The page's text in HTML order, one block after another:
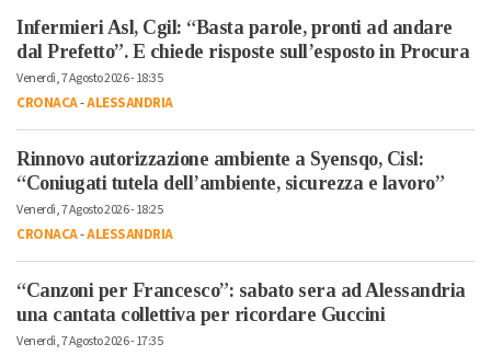
Infermieri Asl, Cgil: “Basta parole, pronti ad andare
dal Prefetto”. E chiede risposte sull’esposto in Procura
Venerdì, 7 Agosto 2026 - 18:35
CRONACA-ALESSANDRIA
Rinnovo autorizzazione ambiente a Syensqo, Cisl:
“Coniugati tutela dell’ambiente, sicurezza e lavoro”
Venerdì, 7 Agosto 2026 - 18:25
CRONACA-ALESSANDRIA
“Canzoni per Francesco”: sabato sera ad Alessandria
una cantata collettiva per ricordare Guccini
Venerdì, 7 Agosto 2026 - 17:35